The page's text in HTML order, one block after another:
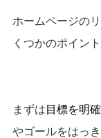
ホームページの
くつかのポイン
まずは 目標を明
やゴールをはっ